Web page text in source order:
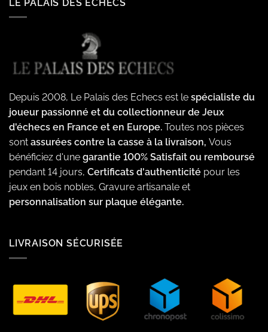
LE PALAIS DES ECHECS
Depuis 2008, Le Palais des Echecs est le spécialiste du
joueur passionné et du collectionneur de Jeux
d'échecs en France et en Europe. Toutes nos pièces
sont assurées contre la casse à la livraison, Vous
bénéficiez d'une garantie 100% Satisfait ou remboursé
pendant 14 jours, Certificats d'authenticité pour les
jeux en bois nobles, Gravure artisanale et
personnalisation sur plaque élégante.
LIVRAISON SÉCURISÉE